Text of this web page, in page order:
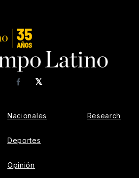
𝕏
Facebook
Nacionales
Deportes
Opinión
Research